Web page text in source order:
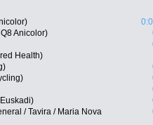
Anicolor)
Health)
/ Tavira / Maria Nova